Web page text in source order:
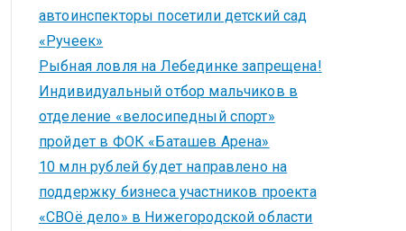
автоинспекторы посетили детский сад
«Ручеек»
Рыбная ловля на Лебединке запрещена!
Индивидуальный отбор мальчиков в
отделение «велосипедный спорт»
пройдет в ФОК «Баташев Арена»
10 млн рублей будет направлено на
поддержку бизнеса участников проекта
«СВОё дело» в Нижегородской области